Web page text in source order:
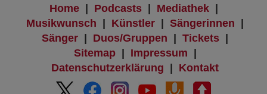
Home| Podcasts| Mediathek|
Musikwunsch | Künstler | Sängerinnen |
Sänger | Duos/Gruppen | Tickets |
Sitemap| Impressum |
Datenschutzerklärung | Kontakt